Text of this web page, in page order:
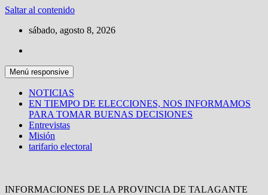
Saltar al contenido
sábado, agosto 8, 2026
Menú responsive
NOTICIAS
EN TIEMPO DE ELECCIONES, NOS INFORMAMOS
PARA TOMAR BUENAS DECISIONES
Entrevistas
Misión
tarifario electoral
INFORMACIONES DE LA PROVINCIA DE TALAGANTE